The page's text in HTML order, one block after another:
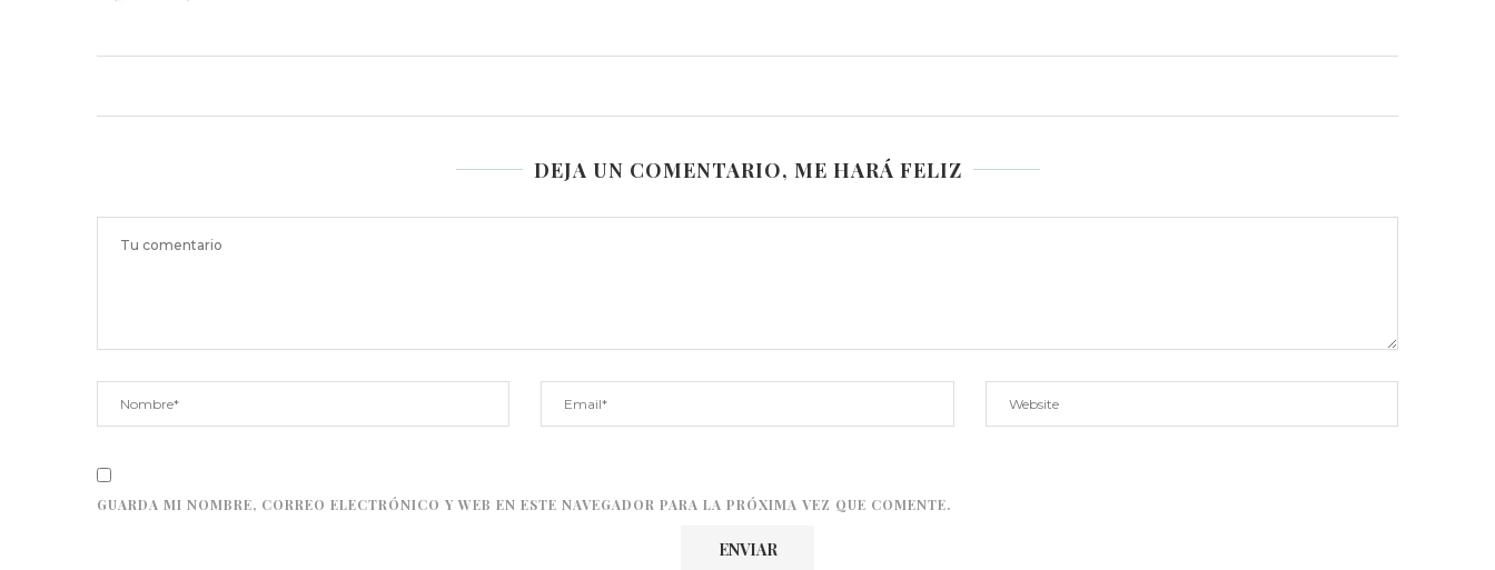
DEJA UN COMENTARIO, ME HARÁ FELIZ
GUARDA MI NOMBRE, CORREO ELECTRÓNICO Y WEB EN ESTE NAVEGADOR PARA LA PRÓXIMA VEZ QUE COMENTE.